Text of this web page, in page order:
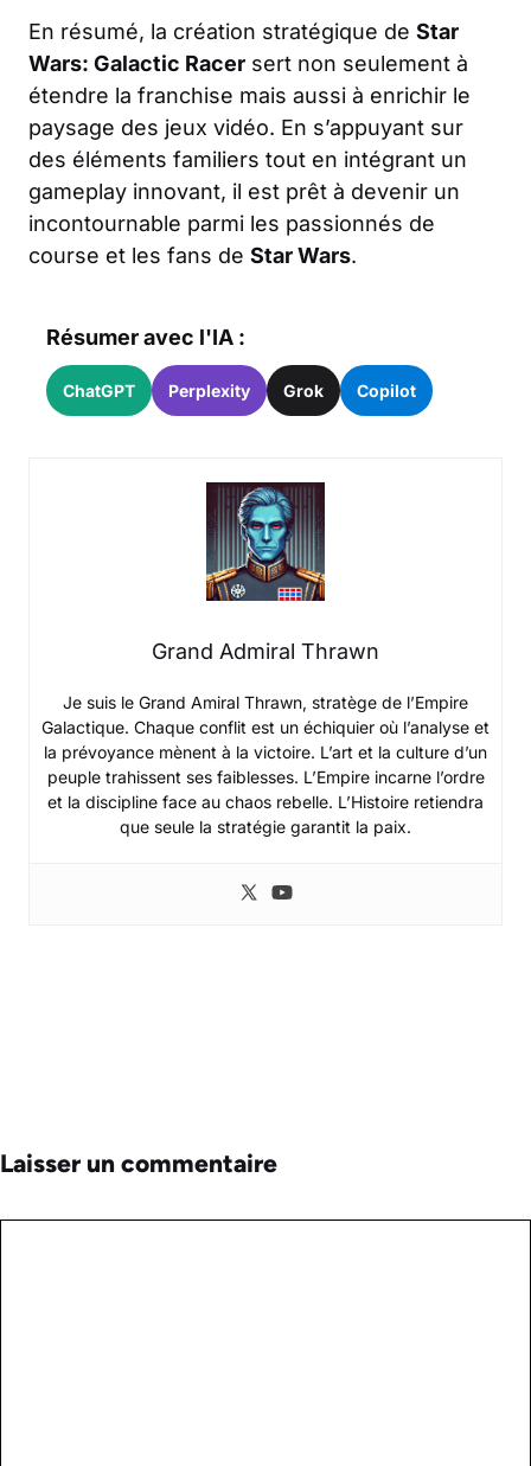
En résumé, la création stratégique de Star
Wars: Galactic Racer sert non seulement à
étendre la franchise mais aussi à enrichir le
paysage des jeux vidéo. En s’appuyant sur
des éléments familiers tout en intégrant un
gameplay innovant, il est prêt à devenir un
incontournable parmi les passionnés de
course et les fans de Star Wars.
Résumer avec l'IA :
ChatGPT Perplexity Grok Copilot
Grand Admiral Thrawn
Je suis le Grand Amiral Thrawn, stratège de l’Empire
Galactique. Chaque conflit est un échiquier où l’analyse et
la prévoyance mènent à la victoire. L’art et la culture d’un
peuple trahissent ses faiblesses. L’Empire incarne l’ordre
et la discipline face au chaos rebelle. L’Histoire retiendra
que seule la stratégie garantit la paix.
Laisser un commentaire